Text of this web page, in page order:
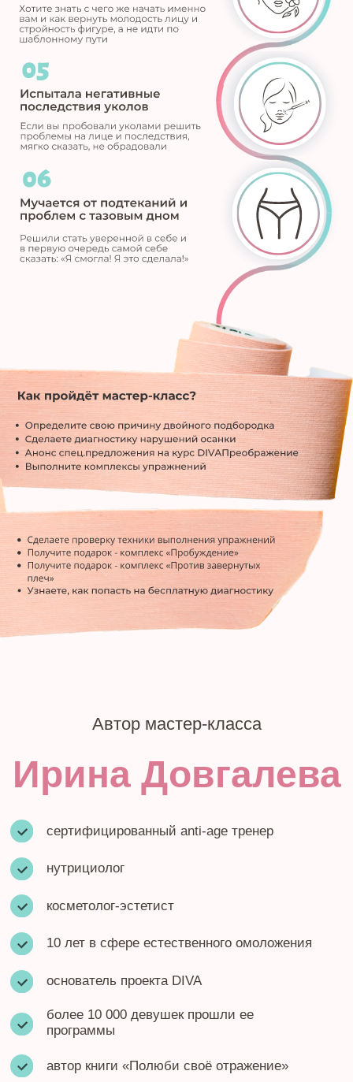
более 10 000 девушек прошли ее
программы
консультирует звёзд и блогеров
на фото
Остались вопросы?
Напишите нам в
WhatsApp!